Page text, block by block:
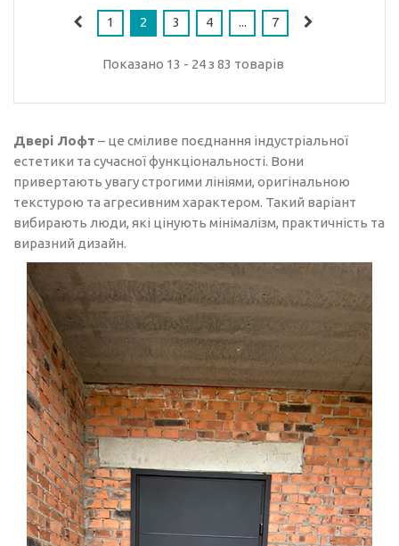
1 2 3 4 ... 7
Показано 13 - 24 з 83 товарів
Двері Лофт – це сміливе поєднання індустріальної
естетики та сучасної функціональності. Вони
привертають увагу строгими лініями, оригінальною
текстурою та агресивним характером. Такий варіант
вибирають люди, які цінують мінімалізм, практичність та
виразний дизайн.